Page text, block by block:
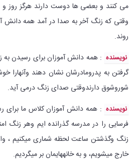
می کنند و بعضی ها دوست دارند هرگز روز و
وقتی که زنگ آخر به صدا در آمد همه
روند.
نویسنده : همه دانش آموزان برای رسیدن
گرفتن به پدرومادرشان نشان دهند وآنهارا
شوروشوق دارندوقتی صدای زنگ درمی آید.
نویسنده : همه دانش آموزان کلاس ما برای
فرسایی را در مدرسه گذرانده ایم وهر زنگ
زنگ وگذشتن ساعت لحظه شماری میکنیم ،
خارج میشویم، و به خانههایمان بر میگردیم.